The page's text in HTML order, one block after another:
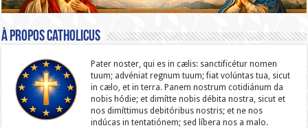
À propos catholicus
Pater noster, qui es in cælis: sanc­ti­ficétur nomen
tuum; advéniat regnum tuum; fiat volúntas tua, sicut
in cælo, et in terra. Panem nostrum cotidiánum da
nobis hódie; et dimítte nobis débita nostra, sicut et
nos dimíttimus debitóribus nostris; et ne nos
indúcas in ten­ta­tiónem; sed líbera nos a malo.